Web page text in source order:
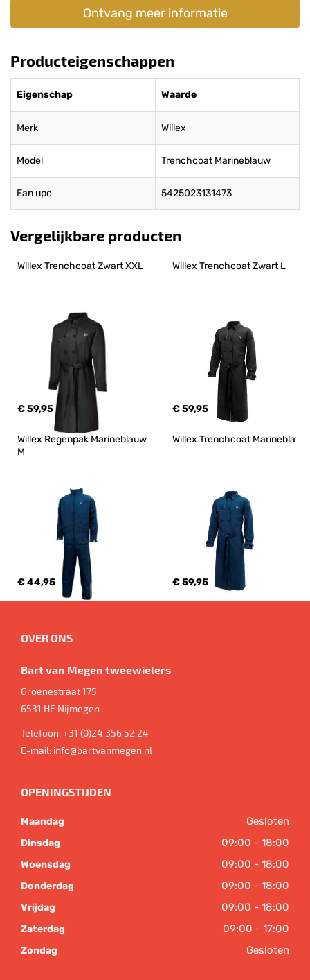
Ontvang meer informatie
Producteigenschappen
Eigenschap Waarde
Merk Willex
Model Trenchcoat Marineblauw
Ean upc 5425023131473
Vergelijkbare producten
Willex Trenchcoat Zwart XXL
€ 59,95
Willex Trenchcoat Zwart L
€ 59,95
Willex Regenpak Marineblauw
M
€ 44,95
Willex Trenchcoat Marinebla
€ 59,95
OVER ONS
Bart van Megen tweewielers
Groenestraat 175
6531 HE Nijmegen
Telefoon:+31 (0)24 356 52 24
E-mail: info@bartvanmegen.nl
OPENINGSTIJDEN
Maandag Gesloten
Dinsdag 09:00 - 18:00
Woensdag 09:00 - 18:00
Donderdag 09:00 - 18:00
Vrijdag 09:00 - 18:00
Zaterdag 09:00 - 17:00
Zondag Gesloten